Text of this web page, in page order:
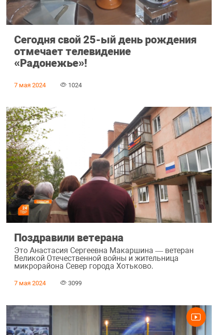
Сегодня свой 25-ый день рождения
отмечает телевидение
«Радонежье»!
7 мая 2024 1024
Поздравили ветерана
Это Анастасия Сергеевна Макаршина — ветеран
Великой Отечественной войны и жительница
микрорайона Север города Хотьково.
7 мая 2024 3099